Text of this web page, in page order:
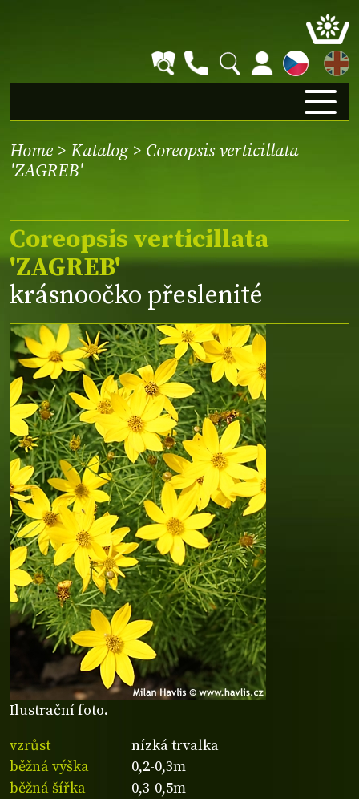
EN
Home > Katalog> Coreopsis verticillata
'ZAGREB'
Ilustrační foto.
Coreopsis verticillata
'ZAGREB'
krásnoočko přeslenité
vzrůst
nízká trvalka
běžná výška
0,2-0,3m
běžná šířka
0,3-0,5m